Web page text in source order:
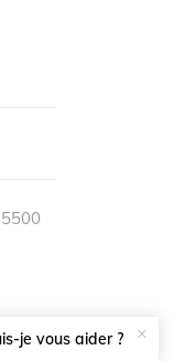
je vous aider ? ×